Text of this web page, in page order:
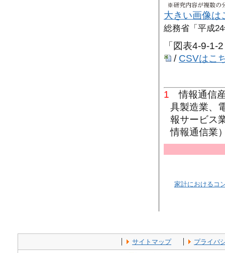
大きい画像は
総務省「平成
「図表4-9-
/ CSVはこ
1 情報通信
具製造業、
報サービス
情報通信業
家計におけるコ
サイトマップ プライバ